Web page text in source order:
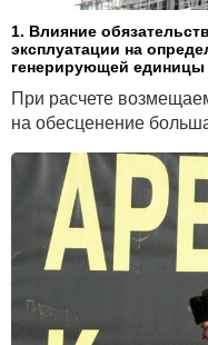
1. Влияние
эксплуатации на
генерирующей единицы
При расчете
на обесценение